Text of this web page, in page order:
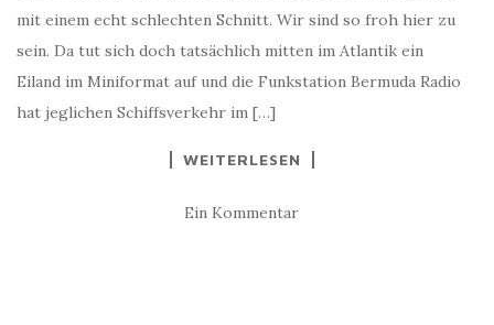
mit einem echt schlechten Schnitt. Wir sind so froh hier zu
sein. Da tut sich doch tatsächlich mitten im Atlantik ein
Eiland im Miniformat auf und die Funkstation Bermuda Radio
hat jeglichen Schiffsverkehr im […]
WEITERLESEN
Ein Kommentar